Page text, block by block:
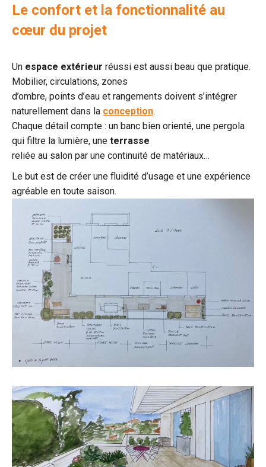
Le confort et la fonctionnalité au
cœur du projet
Un espace extérieur réussi est aussi beau que pratique.
Mobilier, circulations, zones
d’ombre, points d’eau et rangements doivent s’intégrer
naturellement dans la conception.
Chaque détail compte : un banc bien orienté, une pergola
qui filtre la lumière, une terrasse
reliée au salon par une continuité de matériaux…
Le but est de créer une fluidité d’usage et une expérience
agréable en toute saison.